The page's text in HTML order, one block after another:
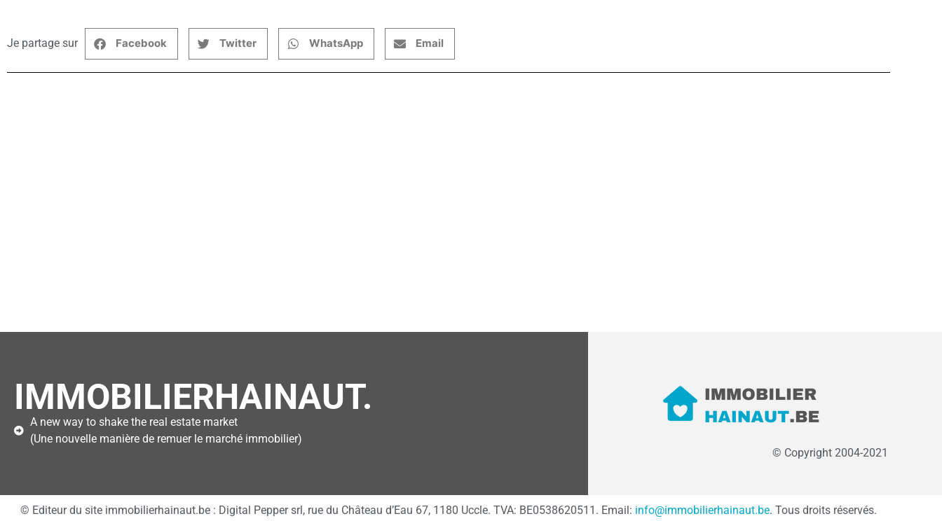
Je partage sur Facebook Twitter WhatsApp Email
IMMOBILIERHAINAUT.
A new way to shake the real estate market
(Une nouvelle manière de remuer le marché immobilier)
© Copyright 2004-2021
© Editeur du site immobilierhainaut.be : Digital Pepper srl, rue du Château d’Eau 67, 1180 Uccle. TVA: BE0538620511. Email: info@immobilierhainaut.be. Tous droits réservés.